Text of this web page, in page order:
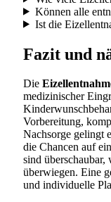
Können alle
Ist die
Fazit und
Die
medizinischer
Vorbereitung,
Nachsorge gelingt
die Chancen auf
sind
überwiegen. Eine
und individuelle